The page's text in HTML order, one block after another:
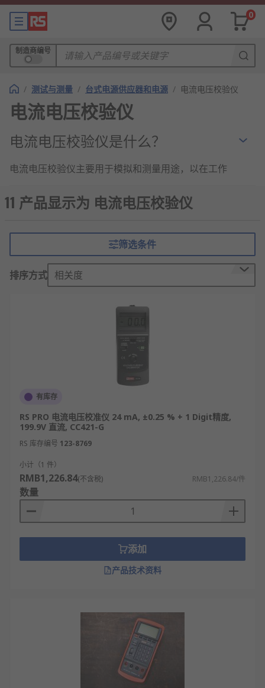
0
制造商编号
/ 测试与测量 / 台式电源供应器和电源 / 电流电压校验仪
电流电压校验仪
电流电压校验仪是什么？
电流电压校验仪主要用于模拟和测量用途，以在工作
信号，适用于测量电压（两点之间的电荷差）和电流
（电荷流动速率）。
电流电压校验仪的用途
与电流环路校准器一样，电流电压校验仪可用于实验
室、现场和工业环境，作用是准确测量、生成或模拟
作、现场测量、发送器校准、集成阀测试、监控或质
RS为您提供了不同品牌的电流电压校验仪，如
等多款不同规格、型号的产
品供您挑选，从而满足不同的应用场景需求。
欢迎查看和订购RS的电流电压校验仪及相关产品，订
购现货24小时内发货，线上下单满额免运费。
11 产品显示为 电流电压校验仪
筛选条件
排序方式 相关度
有库存
RS PRO 电流电压校准仪 24 mA, ±0.25 % + 1 Digit精度,
199.9V 直流, CC421-G
RS 库存编号 123-8769
小计（1 件）
RMB1,226.84(不含税) RMB1,226.84/件
数量
添加
产品技术资料